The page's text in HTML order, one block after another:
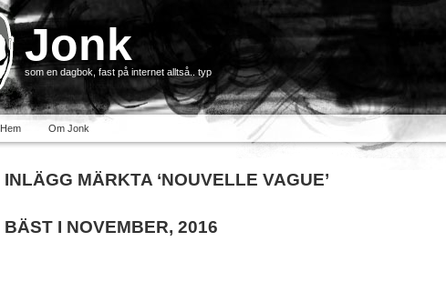
Jonk
som en dagbok, fast på internet alltså.. typ
Hem Om Jonk
INLÄGG MÄRKTA ‘NOUVELLE VAGUE’
BÄST I NOVEMBER, 2016